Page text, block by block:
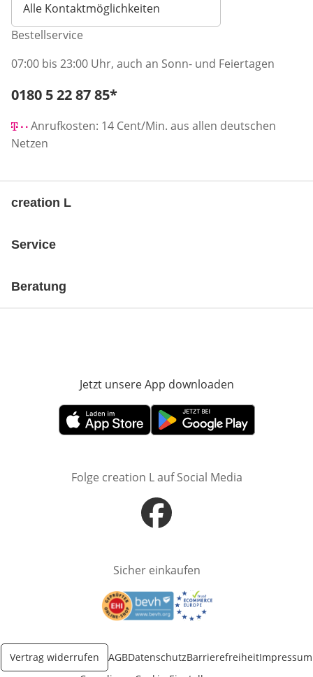
Alle Kontaktmöglichkeiten
Bestellservice
07:00 bis 23:00 Uhr, auch an Sonn- und Feiertagen
Telefonnummer:
0180 5 22 87 85*
Anrufkosten: 14 Cent/Min. aus allen deutschen
Netzen
creation L
Service
Beratung
Jetzt unsere App downloaden
Öffnet in neuem FensterÖffnet in neuem Fenster
Folge creation L auf Social Media
Öffnet in neuem Fenster
Sicher einkaufen
Öffnet in neuem FensterÖffnet in neuem Fenster
Vertrag widerrufen AGBDatenschutzBarrierefreiheitImpressum